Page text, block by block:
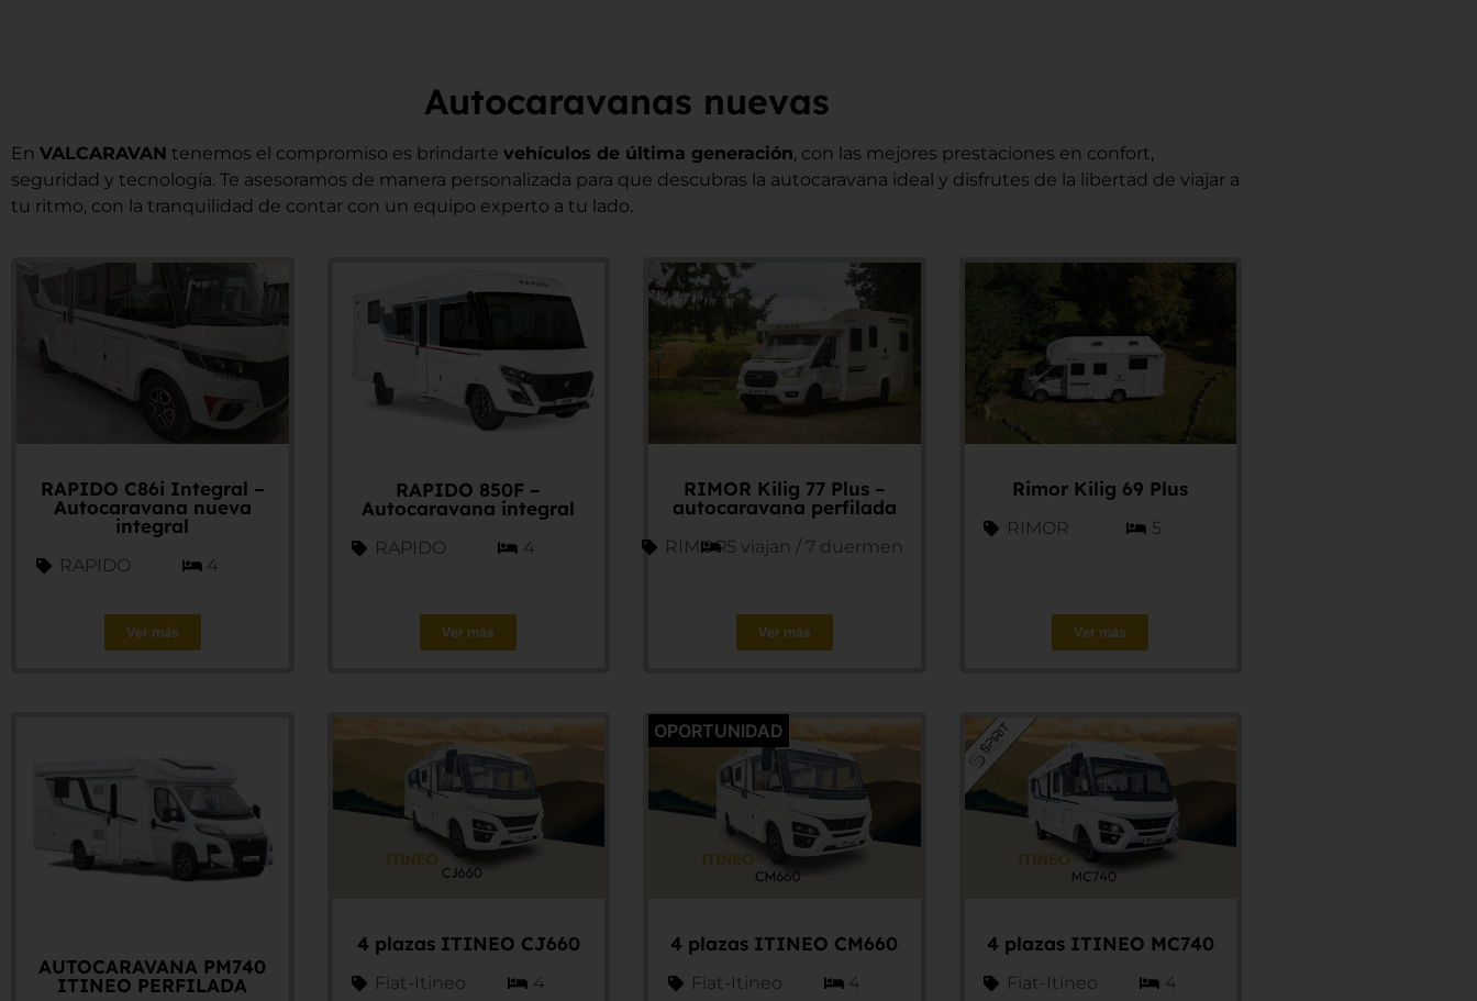
Autocaravanas nuevas
En VALCARAVAN tenemos el compromiso es brindarte vehículos de última generación, con las mejores prestaciones en confort,
seguridad y tecnología. Te asesoramos de manera personalizada para que descubras la autocaravana ideal y disfrutes de la libertad de viajar a
tu ritmo, con la tranquilidad de contar con un equipo experto a tu lado.
RAPIDO C86i Integral –
Autocaravana nueva
integral
RAPIDO 4
Ver más
RAPIDO 850F –
Autocaravana integral
RAPIDO 4
Ver más
RIMOR Kilig 77 Plus –
autocaravana perfilada
RIMOR5 viajan / 7 duermen
Ver más
Rimor Kilig 69 Plus
RIMOR 5
Ver más
AUTOCARAVANA PM740
ITINEO PERFILADA
4 plazas ITINEO CJ660
Fiat-Itineo 4
OPORTUNIDAD
4 plazas ITINEO CM660
Fiat-Itineo 4
4 plazas ITINEO MC740
Fiat-Itineo 4